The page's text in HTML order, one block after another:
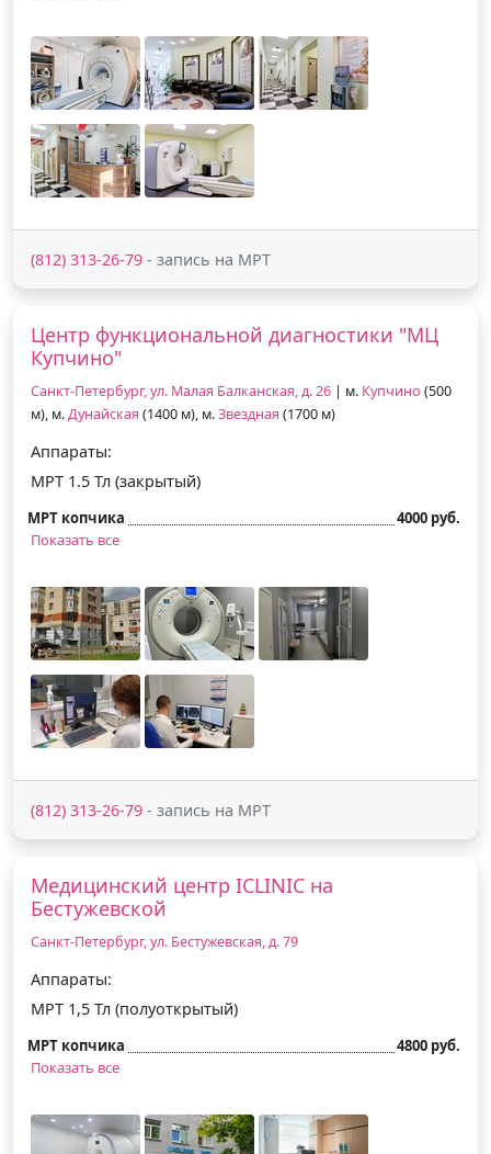
(812) 313-26-79 - запись на МРТ
Центр функциональной диагностики "МЦ
Купчино"
Санкт-Петербург, ул. Малая Балканская, д. 26 | м. Купчино (500
м), м.Дунайская (1400 м), м.Звездная (1700 м)
Аппараты:
МРТ 1.5 Тл (закрытый)
МРТ копчика
4000 руб.
Показать все
(812) 313-26-79 - запись на МРТ
Медицинский центр ICLINIC на
Бестужевской
Санкт-Петербург, ул. Бестужевская, д. 79
Аппараты:
МРТ 1,5 Тл (полуоткрытый)
МРТ копчика
4800 руб.
Показать все